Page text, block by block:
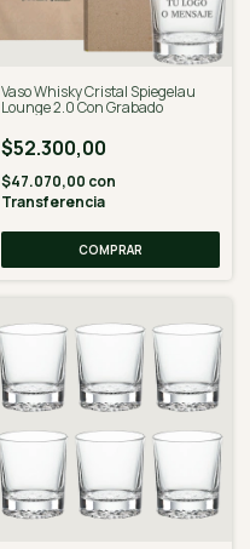
Vaso Whisky Cristal Spiegelau
Lounge 2.0 Con Grabado
$52.300,00
$47.070,00 con
Transferencia
COMPRAR